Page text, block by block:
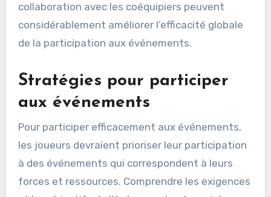
collaboration avec les coéquipiers peuvent
considérablement améliorer l’efficacité globale
de la participation aux événements.
Stratégies pour participer
aux événements
Pour participer efficacement aux événements,
les joueurs devraient prioriser leur participation
à des événements qui correspondent à leurs
forces et ressources. Comprendre les exigences